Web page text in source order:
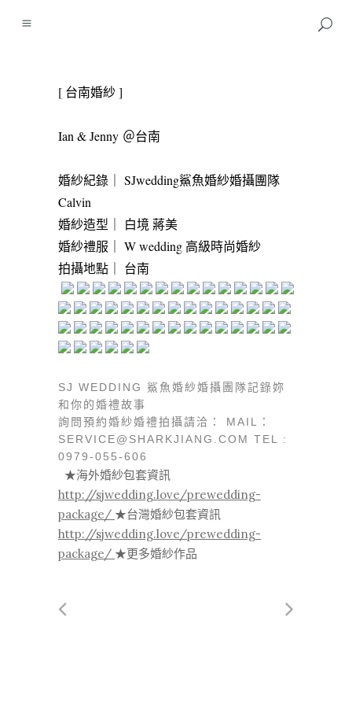
[ 台南婚紗]
Ian & Jenny ＠台南
婚紗紀錄｜ SJwedding鯊魚婚紗婚攝團隊
Calvin
婚紗造型｜
白境 蔣美
婚紗禮服｜
W wedding 高級時尚婚紗
拍攝地點｜
台南
SJ WEDDING 鯊魚婚紗婚攝團隊記錄妳
和你的婚禮故事
詢問預約婚紗婚禮拍攝請洽： MAIL：
SERVICE@SHARKJIANG.COM TEL :
0979-055-606
★海外婚紗包套資訊
http://sjwedding.love/prewedding-
package/ ★台灣婚紗包套資訊
http://sjwedding.love/prewedding-
package/ ★更多婚紗作品